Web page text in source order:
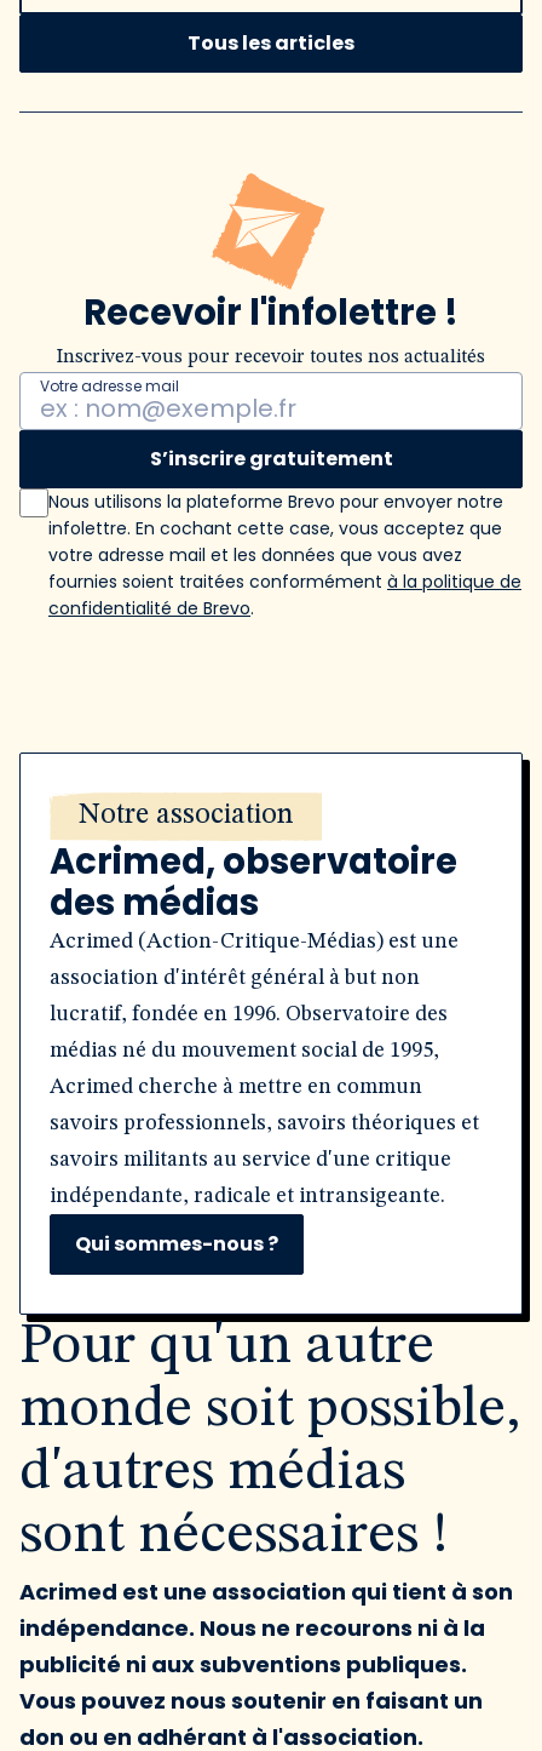
Tous les articles
Recevoir l'infolettre !
Inscrivez-vous pour recevoir toutes nos actualités
Votre adresse mail
S’inscrire gratuitement
Nous utilisons la plateforme Brevo pour envoyer notre
infolettre. En cochant cette case, vous acceptez que
votre adresse mail et les données que vous avez
fournies soient traitées conformément à la politique de
confidentialité de Brevo.
Notre association
Acrimed, observatoire
des médias
Acrimed (Action-Critique-Médias) est une
association d'intérêt général à but non
lucratif, fondée en 1996. Observatoire des
médias né du mouvement social de 1995,
Acrimed cherche à mettre en commun
savoirs professionnels, savoirs théoriques et
savoirs militants au service d'une critique
indépendante, radicale et intransigeante.
Qui sommes-nous ?
Pour qu'un autre
monde soit possible,
d'autres médias
sont nécessaires !
Acrimed est une association qui tient à son
indépendance. Nous ne recourons ni à la
publicité ni aux subventions publiques.
Vous pouvez nous soutenir en faisant un
don ou en adhérant à l'association.